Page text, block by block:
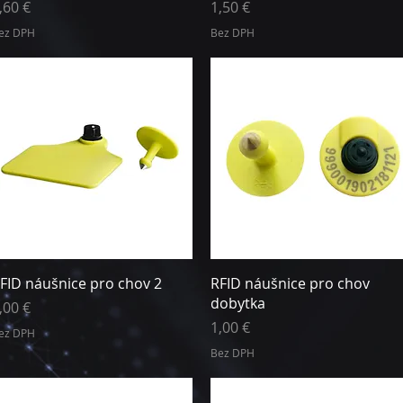
€
DPH
Cena
1,50 €
Bez DPH
Rychlý náhled
náušnice pro chov 2
€
DPH
Rychlý náhled
RFID náušnice pro chov
dobytka
Cena
1,00 €
Bez DPH